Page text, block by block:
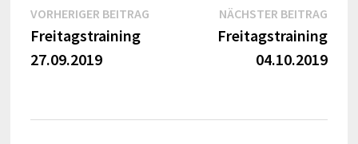
Beitragsnavigation
VORHERIGER BEITRAGVorheriger
Freitagstraining
27.09.2019
NÄCHSTER BEITRAG
Freitagstraining
04.10.2019